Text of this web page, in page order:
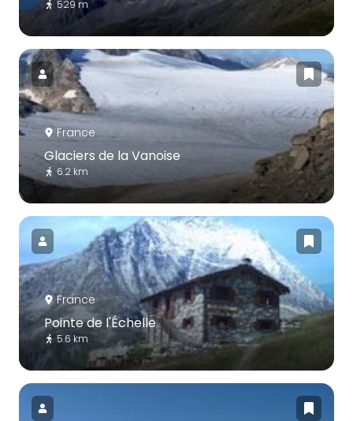
529 m
France
Glaciers de la Vanoise
6.2 km
France
Pointe de l'Échelle
5.6 km